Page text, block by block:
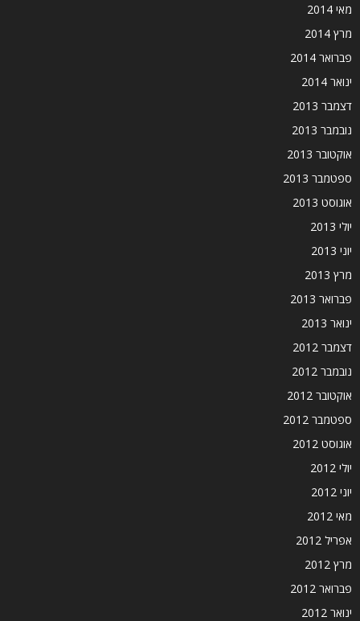
מאי 2014
מרץ 2014
פברואר 2014
ינואר 2014
דצמבר 2013
נובמבר 2013
אוקטובר 2013
ספטמבר 2013
אוגוסט 2013
יולי 2013
יוני 2013
מרץ 2013
פברואר 2013
ינואר 2013
דצמבר 2012
נובמבר 2012
אוקטובר 2012
ספטמבר 2012
אוגוסט 2012
יולי 2012
יוני 2012
מאי 2012
אפריל 2012
מרץ 2012
פברואר 2012
ינואר 2012